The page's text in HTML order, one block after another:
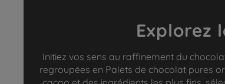
Explorez
Initiez vos sens au raffinement du
regroupées en Palets de chocolat pures
cacao et des ingrédients les plus fins,